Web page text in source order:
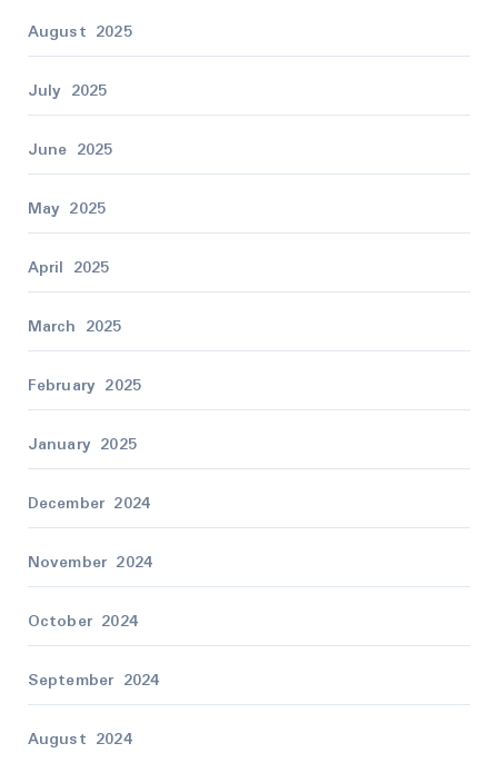
August 2025
July 2025
June 2025
May 2025
April 2025
March 2025
February 2025
January 2025
December 2024
November 2024
October 2024
September 2024
August 2024